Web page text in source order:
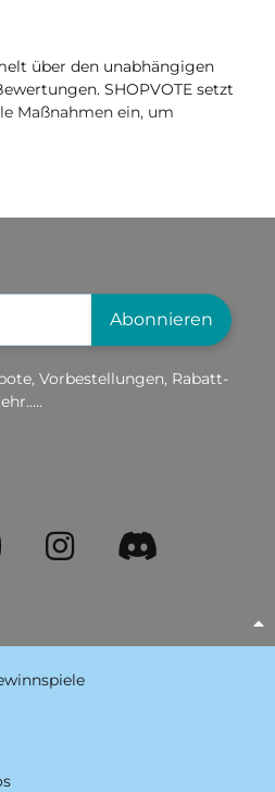
über den unabhängigen
SHOPVOTE setzt
Maßnahmen ein, um
Abonnieren
Vorbestellungen, Rabatt-